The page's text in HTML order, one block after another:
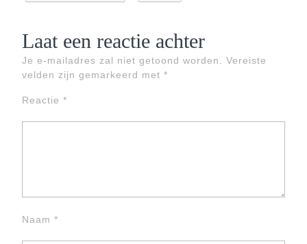
Laat een reactie achter
Je e-mailadres zal niet getoond worden.
Vereiste
velden zijn gemarkeerd met *
Reactie *
Naam *